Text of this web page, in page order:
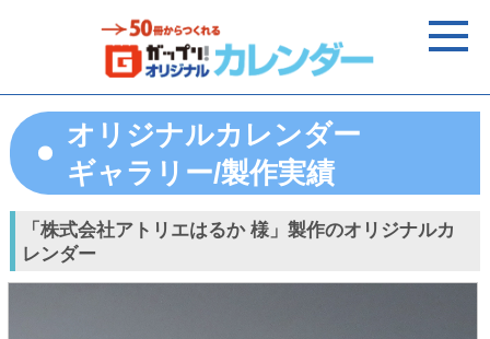
オリジナルカレンダー
ギャラリー/製作実績
「株式会社アトリエはるか 様」製作のオリジナルカ
レンダー